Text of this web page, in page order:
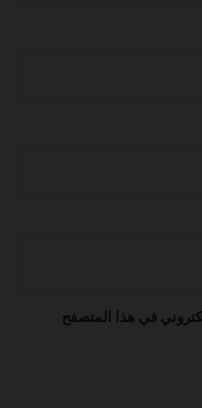
في هذا المتصفح